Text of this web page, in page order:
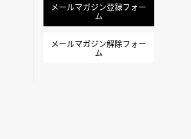
メールマガジン登録フォー
ム
メールマガジン解除フォー
ム